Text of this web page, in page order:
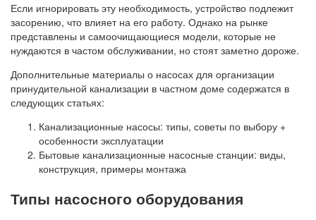
Если игнорировать эту необходимость, устройство подлежит
засорению, что влияет на его работу. Однако на рынке
представлены и самоочищающиеся модели, которые не
нуждаются в частом обслуживании, но стоят заметно дороже.
Дополнительные материалы о насосах для организации
принудительной канализации в частном доме содержатся в
следующих статьях:
Канализационные насосы: типы, советы по выбору +
особенности эксплуатации
Бытовые канализационные насосные станции: виды,
конструкция, примеры монтажа
Типы насосного оборудования